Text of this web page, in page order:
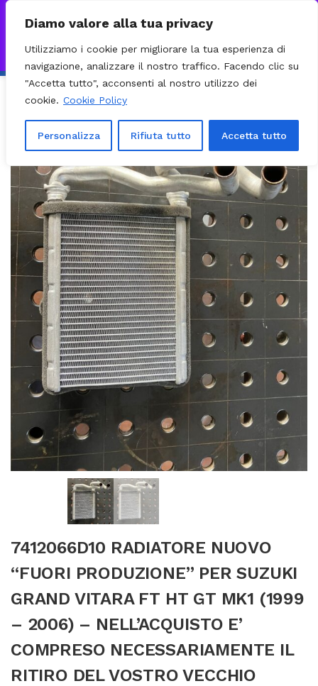
Diamo valore alla tua privacy
Utilizziamo i cookie per migliorare la tua esperienza di
navigazione, analizzare il nostro traffico. Facendo clic su
"Accetta tutto", acconsenti al nostro utilizzo dei
cookie. Cookie Policy
Personalizza Rifiuta tutto Accetta tutto
VISITA IL NOSTRO E-COMMERCE – SPEDIZIONI NAZIONALI E
INVIATE CON CORRIERE DHL EXPRESS - BRT - UPSIgnora
7412066D10 RADIATORE NUOVO
“FUORI PRODUZIONE” PER SUZUKI
GRAND VITARA FT HT GT MK1 (1999
– 2006) – NELL’ACQUISTO E’
COMPRESO NECESSARIAMENTE IL
RITIRO DEL VOSTRO VECCHIO